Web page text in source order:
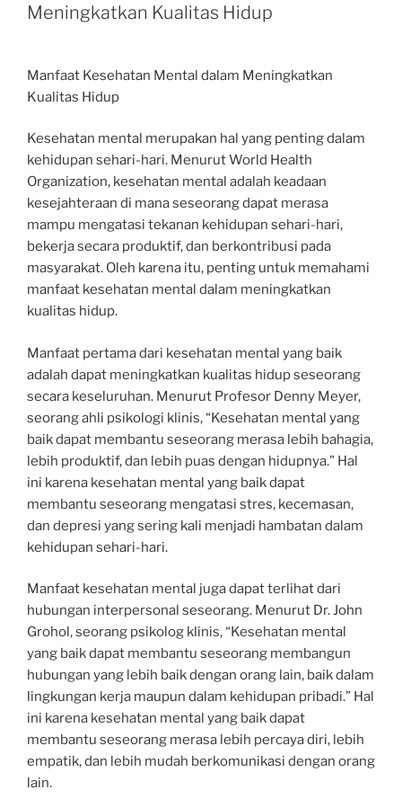
Meningkatkan Kualitas Hidup
Manfaat Kesehatan Mental dalam Meningkatkan
Kualitas Hidup
Kesehatan mental merupakan hal yang penting dalam
kehidupan sehari-hari. Menurut World Health
Organization, kesehatan mental adalah keadaan
kesejahteraan di mana seseorang dapat merasa
mampu mengatasi tekanan kehidupan sehari-hari,
bekerja secara produktif, dan berkontribusi pada
masyarakat. Oleh karena itu, penting untuk memahami
manfaat kesehatan mental dalam meningkatkan
kualitas hidup.
Manfaat pertama dari kesehatan mental yang baik
adalah dapat meningkatkan kualitas hidup seseorang
secara keseluruhan. Menurut Profesor Denny Meyer,
seorang ahli psikologi klinis, “Kesehatan mental yang
baik dapat membantu seseorang merasa lebih bahagia,
lebih produktif, dan lebih puas dengan hidupnya.” Hal
ini karena kesehatan mental yang baik dapat
membantu seseorang mengatasi stres, kecemasan,
dan depresi yang sering kali menjadi hambatan dalam
kehidupan sehari-hari.
Manfaat kesehatan mental juga dapat terlihat dari
hubungan interpersonal seseorang. Menurut Dr. John
Grohol, seorang psikolog klinis, “Kesehatan mental
yang baik dapat membantu seseorang membangun
hubungan yang lebih baik dengan orang lain, baik dalam
lingkungan kerja maupun dalam kehidupan pribadi.” Hal
ini karena kesehatan mental yang baik dapat
membantu seseorang merasa lebih percaya diri, lebih
empatik, dan lebih mudah berkomunikasi dengan orang
lain.